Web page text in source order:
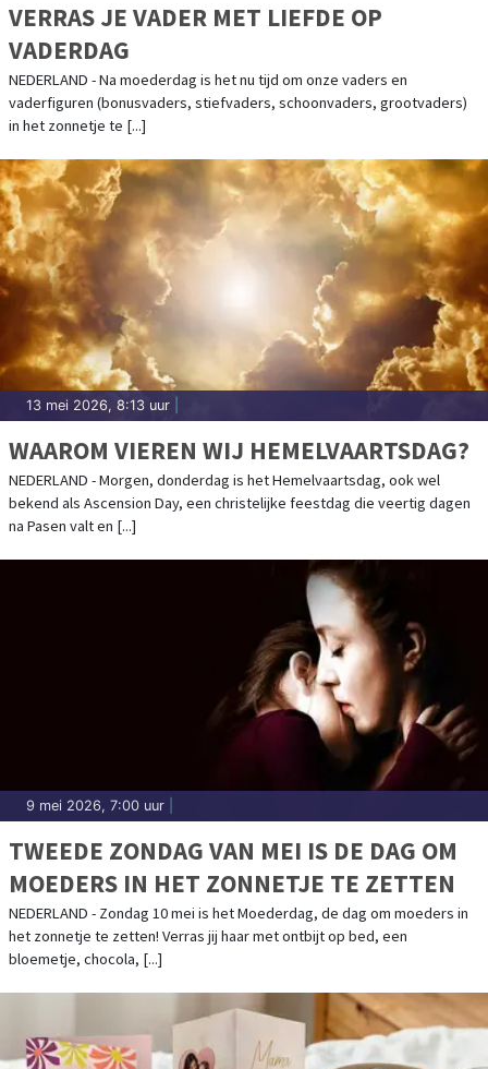
VERRAS JE VADER MET LIEFDE OP
VADERDAG
NEDERLAND - Na moederdag is het nu tijd om onze vaders en
vaderfiguren (bonusvaders, stiefvaders, schoonvaders, grootvaders)
in het zonnetje te [...]
13 mei 2026, 8:13 uur
WAAROM VIEREN WIJ HEMELVAARTSDAG?
NEDERLAND - Morgen, donderdag is het Hemelvaartsdag, ook wel
bekend als Ascension Day, een christelijke feestdag die veertig dagen
na Pasen valt en [...]
9 mei 2026, 7:00 uur
TWEEDE ZONDAG VAN MEI IS DE DAG OM
MOEDERS IN HET ZONNETJE TE ZETTEN
NEDERLAND - Zondag 10 mei is het Moederdag, de dag om moeders in
het zonnetje te zetten! Verras jij haar met ontbijt op bed, een
bloemetje, chocola, [...]